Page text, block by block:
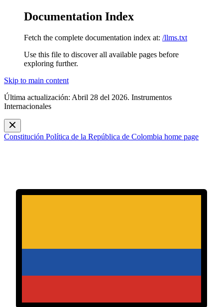
Documentation Index
Fetch the complete documentation index at: /llms.txt
Use this file to discover all available pages before
exploring further.
Skip to main content
Última actualización: Abril 28 del 2026. Instrumentos
Internacionales
Constitución Política de la República de Colombia home page